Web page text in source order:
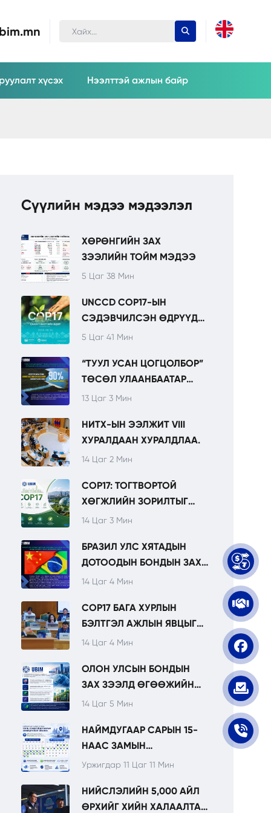
хүсэх Нээлттэй ажлын байр
Сүүлийн мэдээ мэдээлэл
ХӨРӨНГИЙН ЗАХ
ЗЭЭЛИЙН ТОЙМ МЭДЭЭ
5 Цаг 38 Мин
UNCCD COP17-ЫН
СЭДЭВЧИЛСЭН ӨДРҮҮД
ТОГТВОРТОЙ ХӨГЖИЛ,
ТЭРГҮҮЛЭХ
ЧИГЛЭЛҮҮДИЙГ
ОНЦОЛНО.
5 Цаг 41 Мин
“ТУУЛ УСАН ЦОГЦОЛБОР”
ТӨСӨЛ УЛААНБААТАР
ХОТЫН УРТ ХУГАЦААНЫ
СУУРИЙГ БЭХЖҮҮЛНЭ.
13 Цаг 3 Мин
НИТХ-ЫН ЭЭЛЖИТ VIII
ХУРАЛДААН ХУРАЛДЛАА.
14 Цаг 2 Мин
COP17: ТОГТВОРТОЙ
ХӨГЖЛИЙН ЗОРИЛТЫГ
ХЭРЭГЖҮҮЛЭХЭД
НЭМЭГДЭЖ БАЙНА.
14 Цаг 3 Мин
БРАЗИЛ УЛС ХЯТАДЫН
ДОТООДЫН БОНДЫН ЗАХ
ЗЭЭЛД ЖИЛ БҮР ПАНДА
ТӨЛӨВЛӨЖ БАЙНА.
14 Цаг 4 Мин
COP17 БАГА ХУРЛЫН
БЭЛТГЭЛ АЖЛЫН ЯВЦЫГ
НИТХ-ЫН
ТАНИЛЦУУЛЛАА.
14 Цаг 4 Мин
ОЛОН УЛСЫН БОНДЫН
ЗАХ ЗЭЭЛД ӨГӨӨЖИЙН
ОРЧИН ХАДГАЛАГДАЖ, УРТ
САНХҮҮЖИЛТИЙН
БОЛОМЖ АНХААРЛЫН
ТӨВД БАЙНА.
14 Цаг 5 Мин
НАЙМДУГААР САРЫН 15-
НААС ЗАМЫН
ХӨДӨЛГӨӨНИЙ ТЭГШ,
ЗОХИЦУУЛАЛТ ЭХЭЛНЭ.
Уржигдар 11 Цаг 11 Мин
НИЙСЛЭЛИЙН 5,000 АЙЛ
ӨРХИЙГ ХИЙН ХАЛААЛТАД